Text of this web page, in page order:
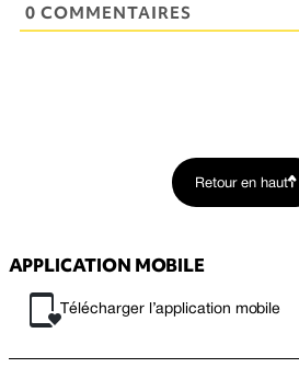
0 COMMENTAIRES
Retour en haut
APPLICATION MOBILE
Télécharger l’application mobile